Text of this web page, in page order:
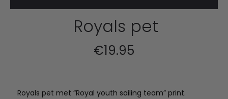
Royals pet
Royals pet met “Royal youth sailing team” print.
€19.95